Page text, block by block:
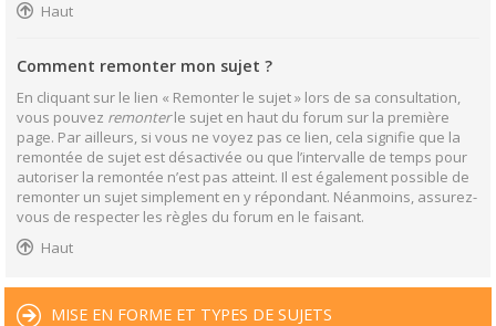
Haut
Comment remonter mon sujet ?
En cliquant sur le lien « Remonter le sujet » lors de sa consultation,
vous pouvez remonterle sujet en haut du forum sur la première
page. Par ailleurs, si vous ne voyez pas ce lien, cela signifie que la
remontée de sujet est désactivée ou que l’intervalle de temps pour
autoriser la remontée n’est pas atteint. Il est également possible de
remonter un sujet simplement en y répondant. Néanmoins, assurez-
vous de respecter les règles du forum en le faisant.
Haut
MISE EN FORME ET TYPES DE SUJETS